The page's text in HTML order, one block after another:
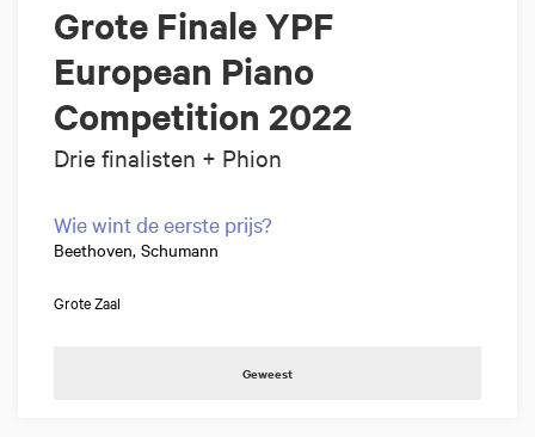
Grote Finale YPF
European Piano
Competition 2022
Drie finalisten + Phion
Wie wint de eerste prijs?
Beethoven, Schumann
Grote Zaal
Geweest